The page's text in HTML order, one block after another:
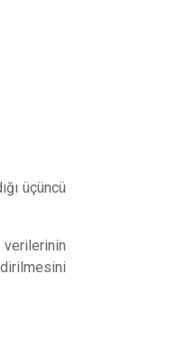
üçüncü
verilerinin